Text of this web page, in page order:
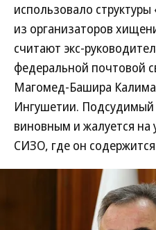
использовало
из организаторов
считают экс-
федеральной почтовой
Магомед-Башира
Ингушетии. Подсудимый
виновным и жалуется на
СИЗО, где он